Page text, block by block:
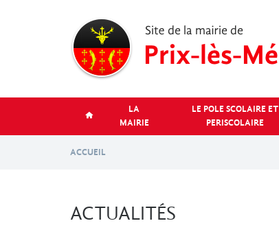
LA
MAIRIE
LE POLE SCOLAIRE ET
PERISCOLAIRE
ACCUEIL
ACTUALITÉS